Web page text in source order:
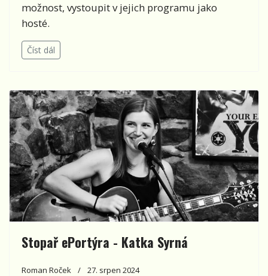
možnost, vystoupit v jejich programu jako
hosté.
Číst dál
Stopař ePortýra - Katka Syrná
Roman Roček 27. srpen 2024